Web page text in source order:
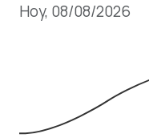
Hoy, 08/08/2026